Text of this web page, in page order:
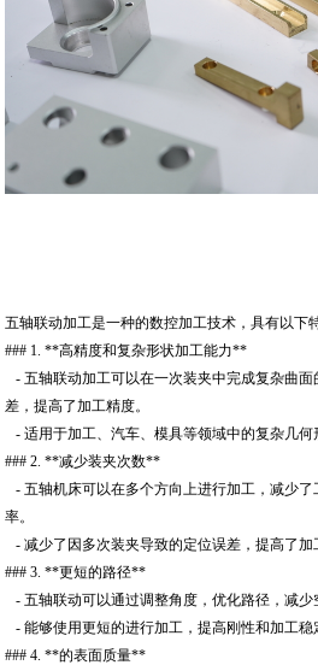
五轴联动加工是一种的数控加工技术，具有以下
### 1. **高精度和复杂形状加工能力**
- 五轴联动加工可以在一次装夹中完成复杂曲
差，提高了加工精度。
- 适用于加工、汽车、模具等领域中的复杂几何
### 2. **减少装夹次数**
- 五轴机床可以在多个方向上进行加工，减少
率。
- 减少了因多次装夹导致的定位误差，提高了加
### 3. **更短的路径**
- 五轴联动可以通过调整角度，优化路径，减少
- 能够使用更短的进行加工，提高刚性和加工稳
### 4. **的表面质量**